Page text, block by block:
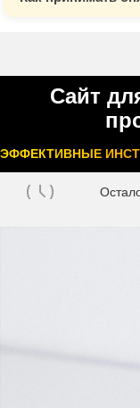
Сайт
ЭФФЕКТИВНЫЕ